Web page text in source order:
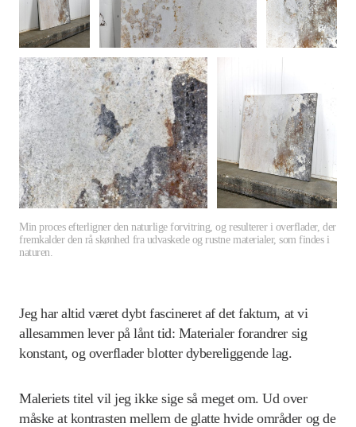
Min proces efterligner den naturlige forvitring, og resulterer i overflader, der
fremkalder den rå skønhed fra udvaskede og rustne materialer, som findes i
naturen.
Jeg har altid været dybt fascineret af det faktum, at vi
allesammen lever på lånt tid: Materialer forandrer sig
konstant, og overflader blotter dybereliggende lag.
Maleriets titel vil jeg ikke sige så meget om. Ud over
måske at kontrasten mellem de glatte hvide områder og de